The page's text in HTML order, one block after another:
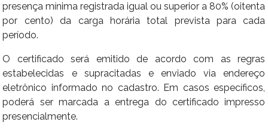
presença mínima registrada igual ou superior a 80% (oitenta
por cento) da carga horária total prevista para cada
período.
O certificado será emitido de acordo com as regras
estabelecidas e supracitadas e enviado via endereço
eletrônico informado no cadastro. Em casos específicos,
poderá ser marcada a entrega do certificado impresso
presencialmente.